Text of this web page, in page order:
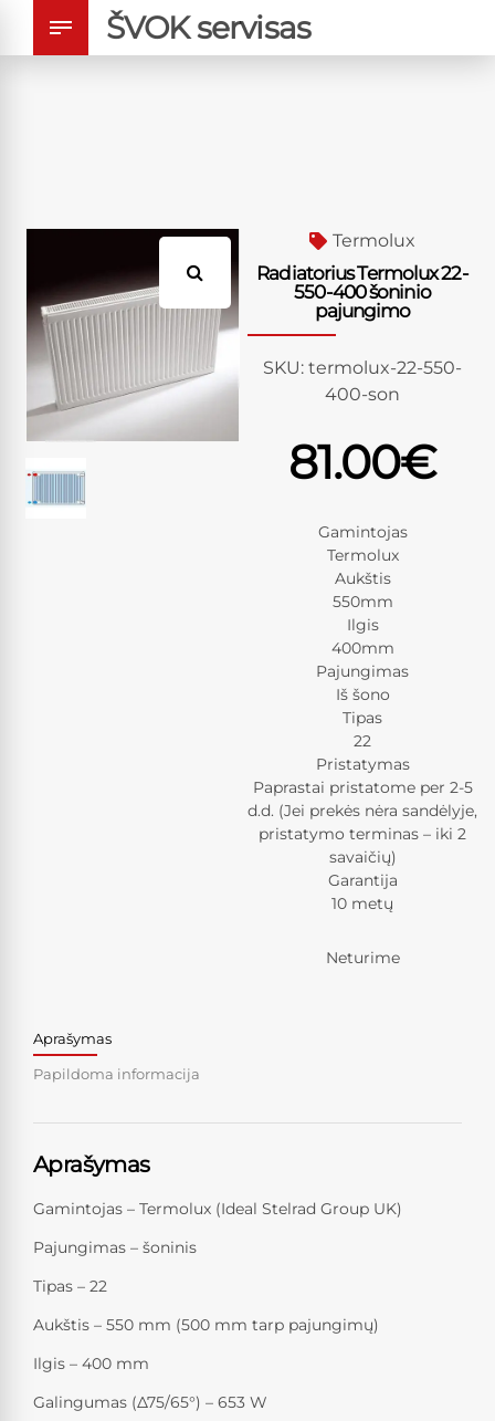
ŠVOK servisas
Termolux
Radiatorius Termolux 22-
550-400 šoninio
pajungimo
SKU: termolux-22-550-
400-son
81.00€
Gamintojas
Termolux
Aukštis
550mm
Ilgis
400mm
Pajungimas
Iš šono
Tipas
22
Pristatymas
Paprastai pristatome per 2-5
d.d. (Jei prekės nėra sandėlyje,
pristatymo terminas – iki 2
savaičių)
Garantija
10 metų
Neturime
Aprašymas
Papildoma informacija
Aprašymas
Gamintojas – Termolux (Ideal Stelrad Group UK)
Pajungimas – šoninis
Tipas – 22
Aukštis – 550 mm (500 mm tarp pajungimų)
Ilgis – 400 mm
Galingumas (Δ75/65°) – 653 W